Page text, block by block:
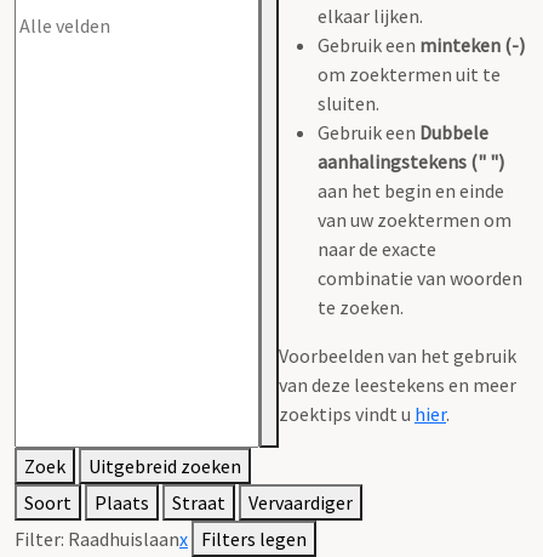
elkaar lijken.
Gebruik een minteken (-)
om zoektermen uit te
sluiten.
Gebruik een Dubbele
aanhalingstekens (" ")
aan het begin en einde
van uw zoektermen om
naar de exacte
combinatie van woorden
te zoeken.
Voorbeelden van het gebruik
van deze leestekens en meer
zoektips vindt u hier.
Zoek
Uitgebreid zoeken
Soort
Plaats Straat
Vervaardiger
Filter: Raadhuislaanx Filters legen